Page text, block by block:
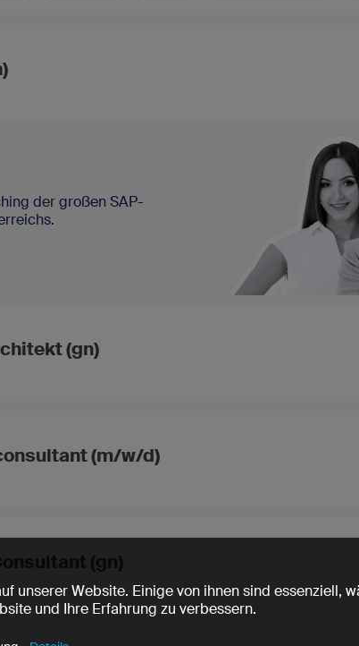
der großen SAP-
(gn)
(m/w/d)
(gn)
unserer Website. Einige von ihnen sind essenziell,
und Ihre Erfahrung zu verbessern.